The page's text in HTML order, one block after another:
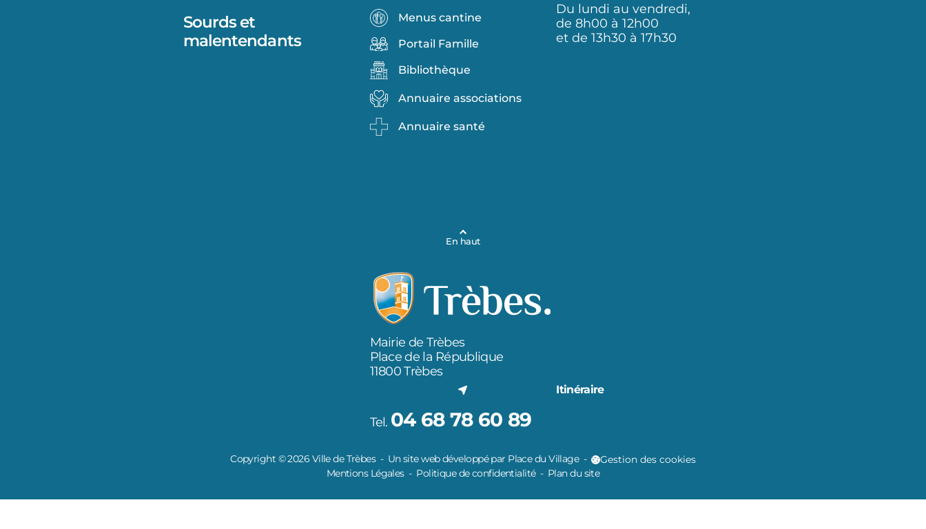
Sourds et
malentendants
Menus cantine
Portail Famille
Bibliothèque
Annuaire associations
Annuaire santé
Du lundi au vendredi,
de 8h00 à 12h00
et de 13h30 à 17h30
En haut
Mairie de Trèbes
Place de la République
11800 Trèbes
Itinéraire
Tel. 04 68 78 60 89
Copyright © 2026 Ville de Trèbes Un site web développé par Place du Village
Gestion des cookies
Mentions Légales
Politique de confidentialité Plan du site